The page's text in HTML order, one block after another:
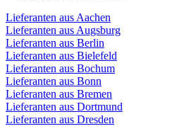
Lieferanten aus Aachen
Lieferanten aus Augsburg
Lieferanten aus Berlin
Lieferanten aus Bielefeld
Lieferanten aus Bochum
Lieferanten aus Bonn
Lieferanten aus Bremen
Lieferanten aus Dortmund
Lieferanten aus Dresden